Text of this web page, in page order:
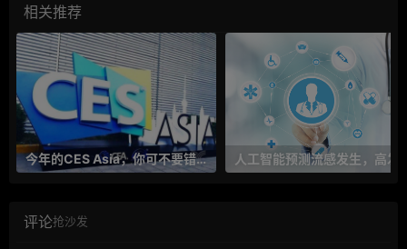
相关推荐
今年的CES Asia，你可不要错过这些自动驾驶看点
评论抢沙发